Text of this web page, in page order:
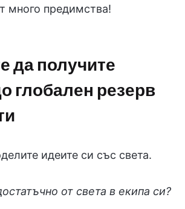
много предимства!
да получите
глобален резерв
идеите си със света.
от света в екипа си?